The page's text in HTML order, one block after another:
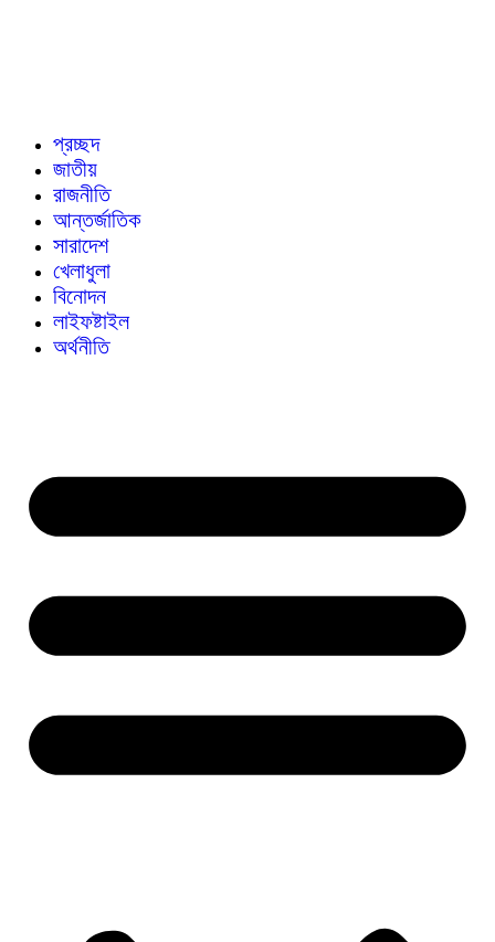
প্রচ্ছদ
জাতীয়
রাজনীতি
আন্তর্জাতিক
সারাদেশ
খেলাধুলা
বিনোদন
লাইফষ্টাইল
অর্থনীতি